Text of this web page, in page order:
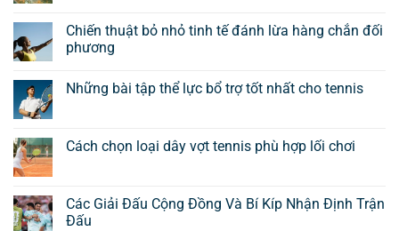
Chiến thuật bỏ nhỏ tinh tế đánh lừa hàng chắn đối
phương
Những bài tập thể lực bổ trợ tốt nhất cho tennis
Cách chọn loại dây vợt tennis phù hợp lối chơi
Các Giải Đấu Cộng Đồng Và Bí Kíp Nhận Định Trận
Đấu